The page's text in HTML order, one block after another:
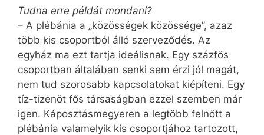
Tudna erre példát mondani?
– A plébánia a „közösségek közössége”, azaz
több kis csoportból álló szerveződés. Az
egyház ma ezt tartja ideálisnak. Egy százfős
csoportban általában senki sem érzi jól magát,
nem tud szorosabb kapcsolatokat kiépíteni. Egy
tíz-tizenöt fős társaságban ezzel szemben már
igen. Káposztásmegyeren a legtöbb felnőtt a
plébánia valamelyik kis csoportjához tartozott,